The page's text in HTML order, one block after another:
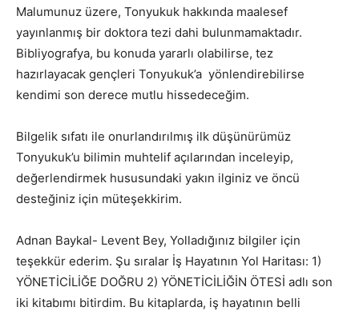
Malumunuz üzere, Tonyukuk hakkında maalesef
yayınlanmış bir doktora tezi dahi bulunmamaktadır.
Bibliyografya, bu konuda yararlı olabilirse, tez
hazırlayacak gençleri Tonyukuk’a yönlendirebilirse
kendimi son derece mutlu hissedeceğim.
Bilgelik sıfatı ile onurlandırılmış ilk düşünürümüz
Tonyukuk’u bilimin muhtelif açılarından inceleyip,
değerlendirmek hususundaki yakın ilginiz ve öncü
desteğiniz için müteşekkirim.
Adnan Baykal- Levent Bey, Yolladığınız bilgiler için
teşekkür ederim. Şu sıralar İş Hayatının Yol Haritası: 1)
YÖNETİCİLİĞE DOĞRU 2) YÖNETİCİLİĞİN ÖTESİ adlı son
iki kitabımı bitirdim. Bu kitaplarda, iş hayatının belli